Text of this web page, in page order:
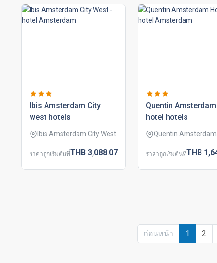
ibis amsterdam city
west hotels
Ibis Amsterdam City West
ราคาถูกเริ่มต้นที่THB 3,088.07
quentin amsterdam
hotel hotels
Quentin
ราคาถูกเริ่มต้นที่THB
ก่อนหน้า 1 2